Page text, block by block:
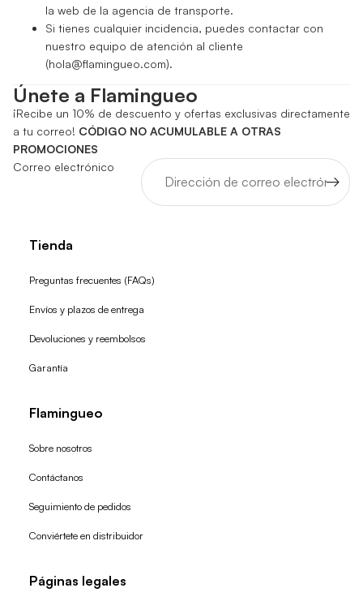
la web de la agencia de transporte.
Si tienes cualquier incidencia, puedes contactar con
nuestro equipo de atención al cliente
(hola@flamingueo.com).
Únete a Flamingueo
¡Recibe un 10% de descuento y ofertas exclusivas directamente
a tu correo! CÓDIGO NO ACUMULABLE A OTRAS
PROMOCIONES
Correo electrónico
Tienda
Preguntas frecuentes (FAQs)
Envíos y plazos de entrega
Devoluciones y reembolsos
Garantía
Flamingueo
Sobre nosotros
Contáctanos
Seguimiento de pedidos
Conviértete en distribuidor
Páginas legales